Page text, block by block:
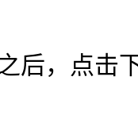
后，点击